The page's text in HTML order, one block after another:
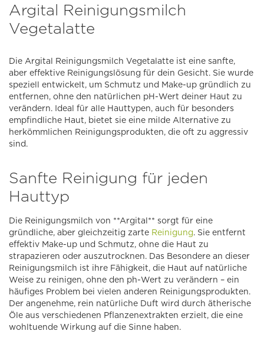
Argital Reinigungsmilch
Vegetalatte
Die Argital Reinigungsmilch Vegetalatte ist eine sanfte,
aber effektive Reinigungslösung für dein Gesicht. Sie wurde
speziell entwickelt, um Schmutz und Make-up gründlich zu
entfernen, ohne den natürlichen pH-Wert deiner Haut zu
verändern. Ideal für alle Hauttypen, auch für besonders
empfindliche Haut, bietet sie eine milde Alternative zu
herkömmlichen Reinigungsprodukten, die oft zu aggressiv
sind.
Sanfte Reinigung für jeden
Hauttyp
Die Reinigungsmilch von **Argital** sorgt für eine
gründliche, aber gleichzeitig zarte Reinigung. Sie entfernt
effektiv Make-up und Schmutz, ohne die Haut zu
strapazieren oder auszutrocknen. Das Besondere an dieser
Reinigungsmilch ist ihre Fähigkeit, die Haut auf natürliche
Weise zu reinigen, ohne den ph-Wert zu verändern – ein
häufiges Problem bei vielen anderen Reinigungsprodukten.
Der angenehme, rein natürliche Duft wird durch ätherische
Öle aus verschiedenen Pflanzenextrakten erzielt, die eine
wohltuende Wirkung auf die Sinne haben.